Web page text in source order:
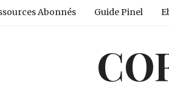
Abonnés Guide Pinel